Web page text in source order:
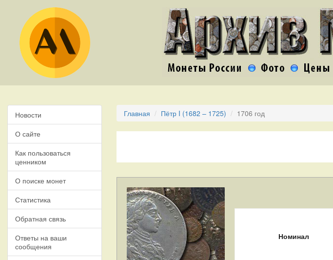
Новости
О сайте
Как пользоваться
ценником
О поиске монет
Статистика
Обратная связь
Ответы на ваши
сообщения
Главная Пётр I (1682 – 1725) 1706 год
Номинал